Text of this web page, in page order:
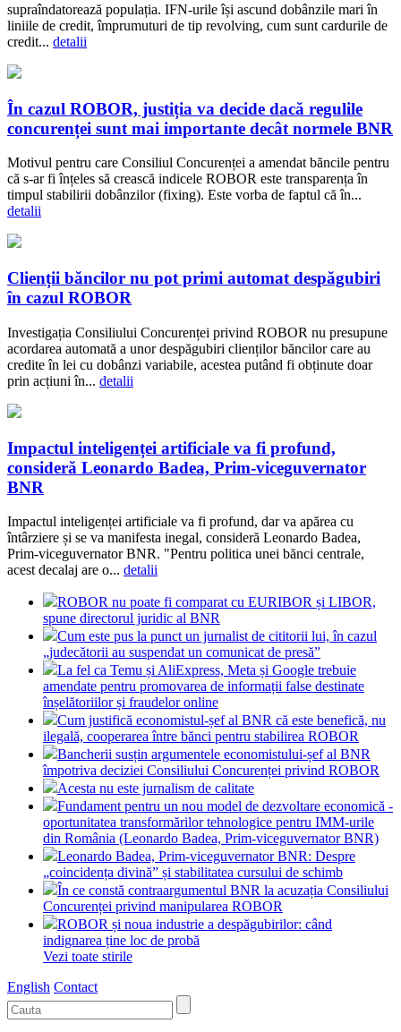
supraîndatorează populația. IFN-urile își ascund dobânzile mari în
liniile de credit, împrumuturi de tip revolving, cum sunt cardurile de
credit... detalii
În cazul ROBOR, justiția va decide dacă regulile
concurenței sunt mai importante decât normele BNR
Motivul pentru care Consiliul Concurenței a amendat băncile pentru
că s-ar fi înțeles să crească indicele ROBOR este transparența în
timpul stabilirii dobânzilor (fixing). Este vorba de faptul că în...
detalii
Clienții băncilor nu pot primi automat despăgubiri
în cazul ROBOR
Investigația Consiliului Concurenței privind ROBOR nu presupune
acordarea automată a unor despăgubiri clienților băncilor care au
credite în lei cu dobânzi variabile, acestea putând fi obținute doar
prin acțiuni în... detalii
Impactul inteligenței artificiale va fi profund,
consideră Leonardo Badea, Prim-viceguvernator
BNR
Impactul inteligenței artificiale va fi profund, dar va apărea cu
întârziere și se va manifesta inegal, consideră Leonardo Badea,
Prim-viceguvernator BNR. "Pentru politica unei bănci centrale,
acest decalaj are o... detalii
ROBOR nu poate fi comparat cu EURIBOR și LIBOR,
spune directorul juridic al BNR
Cum este pus la punct un jurnalist de cititorii lui, în cazul
„judecătorii au suspendat un comunicat de presă”
La fel ca Temu și AliExpress, Meta și Google trebuie
amendate pentru promovarea de informații false destinate
înșelătoriilor și fraudelor online
Cum justifică economistul-șef al BNR că este benefică, nu
ilegală, cooperarea între bănci pentru stabilirea ROBOR
Bancherii susțin argumentele economistului-șef al BNR
împotriva deciziei Consiliului Concurenței privind ROBOR
Acesta nu este jurnalism de calitate
Fundament pentru un nou model de dezvoltare economică -
oportunitatea transformărilor tehnologice pentru IMM-urile
din România (Leonardo Badea, Prim-viceguvernator BNR)
Leonardo Badea, Prim-viceguvernator BNR: Despre
„coincidența divină” și stabilitatea cursului de schimb
În ce constă contraargumentul BNR la acuzația Consiliului
Concurenței privind manipularea ROBOR
ROBOR și noua industrie a despăgubirilor: când
indignarea ține loc de probă
Vezi toate stirile
English Contact